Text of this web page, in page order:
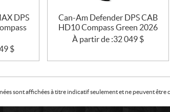
DPS
$
Can-Am Defender DPS CAB
HD10 Compass Green 2026
À partir de :32 049 $
sont affichées à titre indicatif seulement et ne peuvent